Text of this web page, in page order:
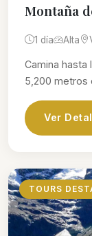
Montaña
1 día Alta
Camina hasta
5,200 metros
Ver
TOURS